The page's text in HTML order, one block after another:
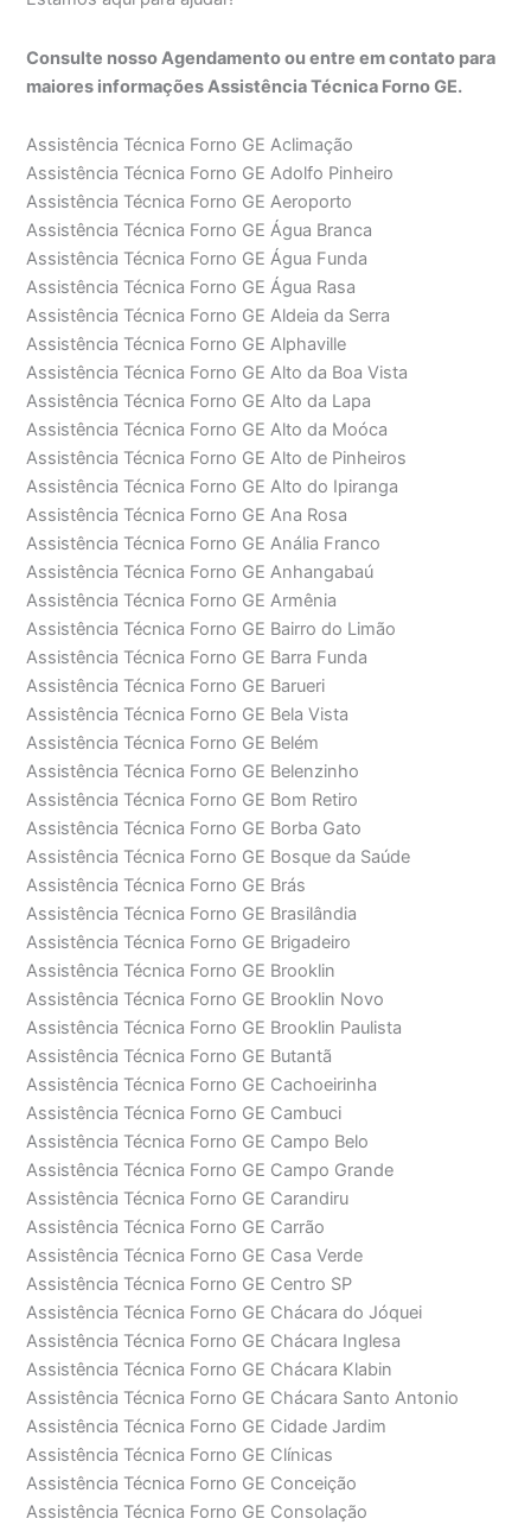
Consulte nosso Agendamento ou entre em contato para
maiores informações Assistência Técnica Forno GE.
Assistência Técnica Forno GE Aclimação
Assistência Técnica Forno GE Adolfo Pinheiro
Assistência Técnica Forno GE Aeroporto
Assistência Técnica Forno GE Água Branca
Assistência Técnica Forno GE Água Funda
Assistência Técnica Forno GE Água Rasa
Assistência Técnica Forno GE Aldeia da Serra
Assistência Técnica Forno GE Alphaville
Assistência Técnica Forno GE Alto da Boa Vista
Assistência Técnica Forno GE Alto da Lapa
Assistência Técnica Forno GE Alto da Moóca
Assistência Técnica Forno GE Alto de Pinheiros
Assistência Técnica Forno GE Alto do Ipiranga
Assistência Técnica Forno GE Ana Rosa
Assistência Técnica Forno GE Anália Franco
Assistência Técnica Forno GE Anhangabaú
Assistência Técnica Forno GE Armênia
Assistência Técnica Forno GE Bairro do Limão
Assistência Técnica Forno GE Barra Funda
Assistência Técnica Forno GE Barueri
Assistência Técnica Forno GE Bela Vista
Assistência Técnica Forno GE Belém
Assistência Técnica Forno GE Belenzinho
Assistência Técnica Forno GE Bom Retiro
Assistência Técnica Forno GE Borba Gato
Assistência Técnica Forno GE Bosque da Saúde
Assistência Técnica Forno GE Brás
Assistência Técnica Forno GE Brasilândia
Assistência Técnica Forno GE Brigadeiro
Assistência Técnica Forno GE Brooklin
Assistência Técnica Forno GE Brooklin Novo
Assistência Técnica Forno GE Brooklin Paulista
Assistência Técnica Forno GE Butantã
Assistência Técnica Forno GE Cachoeirinha
Assistência Técnica Forno GE Cambuci
Assistência Técnica Forno GE Campo Belo
Assistência Técnica Forno GE Campo Grande
Assistência Técnica Forno GE Carandiru
Assistência Técnica Forno GE Carrão
Assistência Técnica Forno GE Casa Verde
Assistência Técnica Forno GE Centro SP
Assistência Técnica Forno GE Chácara do Jóquei
Assistência Técnica Forno GE Chácara Inglesa
Assistência Técnica Forno GE Chácara Klabin
Assistência Técnica Forno GE Chácara Santo Antonio
Assistência Técnica Forno GE Cidade Jardim
Assistência Técnica Forno GE Clínicas
Assistência Técnica Forno GE Conceição
Assistência Técnica Forno GE Consolação